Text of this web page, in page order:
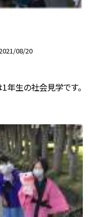
08/20
年生の社会見学です。